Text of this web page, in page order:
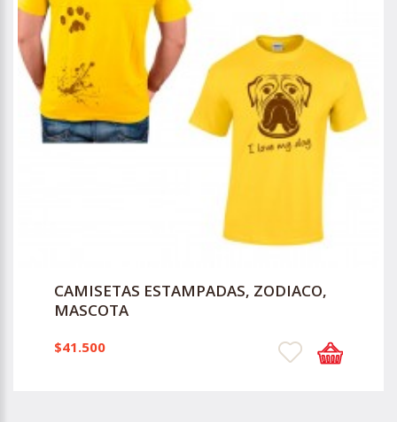
CAMISETAS ESTAMPADAS, ZODIACO,
MASCOTA
$41.500